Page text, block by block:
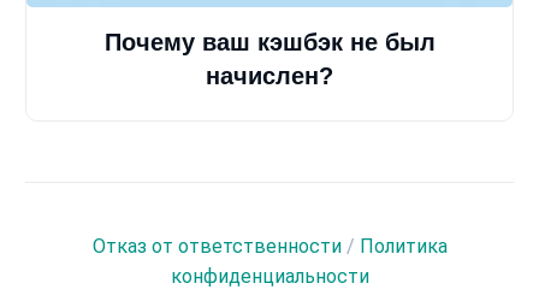
Почему ваш кэшбэк не был
начислен?
Отказ от ответственности/ Политика
конфиденциальности